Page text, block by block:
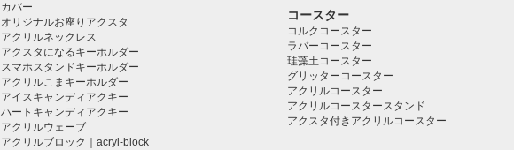
カバー
オリジナルお座りアクスタ
アクリルネックレス
アクスタになるキーホルダー
スマホスタンドキーホルダー
アクリルこまキーホルダー
アイスキャンディアクキー
ハートキャンディアクキー
アクリルウェーブ
アクリルブロック｜acryl-block
コースター
コルクコースター
ラバーコースター
珪藻土コースター
グリッターコースター
アクリルコースター
アクリルコースタースタンド
アクスタ付きアクリルコースター